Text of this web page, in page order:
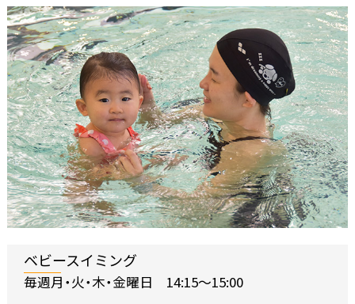
ベビースイミング
毎週月・火・木・金曜日 14:15～15:00